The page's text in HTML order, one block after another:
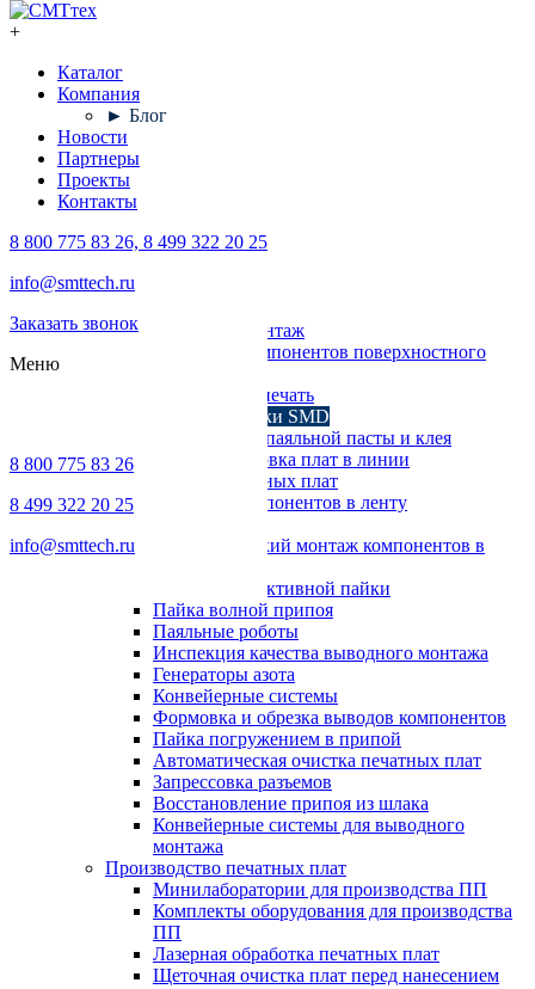
+
Каталог
Компания
► Блог
Новости
Партнеры
Проекты
Контакты
8 800 775 83 26, 8 499 322 20 25
info@smttech.ru
Заказать звонок
Меню
8 800 775 83 26
8 499 322 20 25
info@smttech.ru
Поверхностный монтаж
Установка компонентов поверхностного
Трафаретная печать
Печи для пайки SMD
Дозирование паяльной пасты и клея
Транспортировка плат в линии
Ремонт печатных плат
Упаковка компонентов в ленту
Автоматический монтаж компонентов в
Системы селективной пайки
Пайка волной припоя
Паяльные роботы
Инспекция качества выводного монтажа
Генераторы азота
Конвейерные системы
Формовка и обрезка выводов компонентов
Пайка погружением в припой
Автоматическая очистка печатных плат
Запрессовка разъемов
Восстановление припоя из шлака
Конвейерные системы для выводного
монтажа
Производство печатных плат
Минилаборатории для производства ПП
Комплекты оборудования для производства
ПП
Лазерная обработка печатных плат
Щеточная очистка плат перед нанесением